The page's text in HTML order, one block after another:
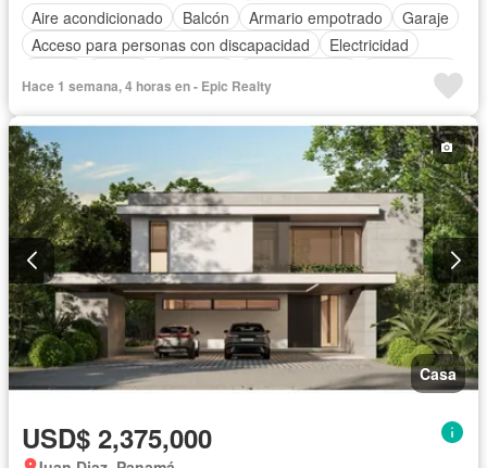
Aire acondicionado
Balcón Armario empotrado
Garaje
Acceso para personas con discapacidad
Electricidad
Gas natural
Seguridad
Cuarto de servicio Cancha de tenis
Hace 1 semana, 4 horas en - Epic Realty
Casa
USD$ 2,375,000